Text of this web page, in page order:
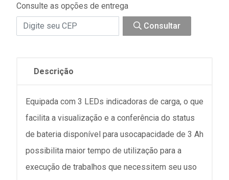
Consulte as opções de entrega
Consultar
Descrição
Equipada com 3 LEDs indicadoras de carga, o que
facilita a visualização e a conferência do status
de bateria disponível para usocapacidade de 3 Ah
possibilita maior tempo de utilização para a
execução de trabalhos que necessitem seu uso